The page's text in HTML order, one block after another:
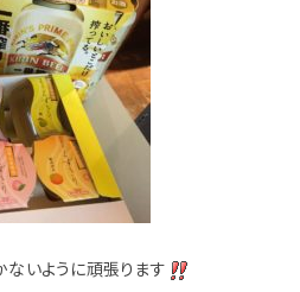
ないように頑張ります